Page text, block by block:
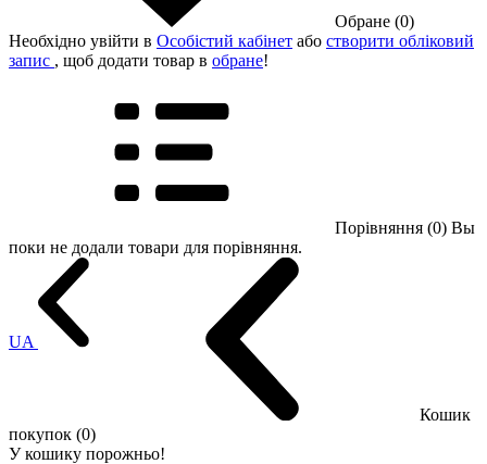
Обране (0)
Необхідно увійти в Особістий кабінет або створити обліковий
запис , щоб додати товар в обране!
Порівняння (0) Вы
поки не додали товари для порівняння.
UA
Кошик
покупок (0)
У кошику порожньо!